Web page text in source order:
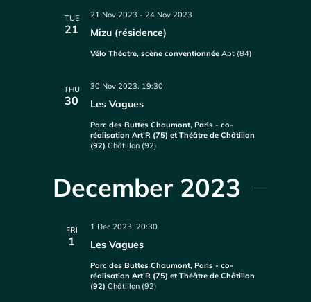
TUE
21 Mizu (résidence)
21 Nov 2023 -24 Nov 2023
Vélo Théatre, scène conventionnéeApt (84)
THU
30 Les Vagues
30 Nov 2023, 19:30
Parc des Buttes Chaumont, Paris - co-
réalisation Art’R (75) et Théâtre de Châtillon
(92)Châtillon (92)
December 2023
FRI
1 Les Vagues
1 Dec 2023, 20:30
Parc des Buttes Chaumont, Paris - co-
réalisation Art’R (75) et Théâtre de Châtillon
(92)Châtillon (92)